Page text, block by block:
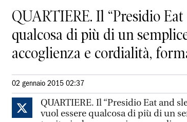
QUARTIERE. Il “Presidio
qualcosa di più di un
accoglienza e cordialità,
02 gennaio 2015 02:37
QUARTIERE. Il “Presidio Eat and
vuol essere qualcosa di più di un